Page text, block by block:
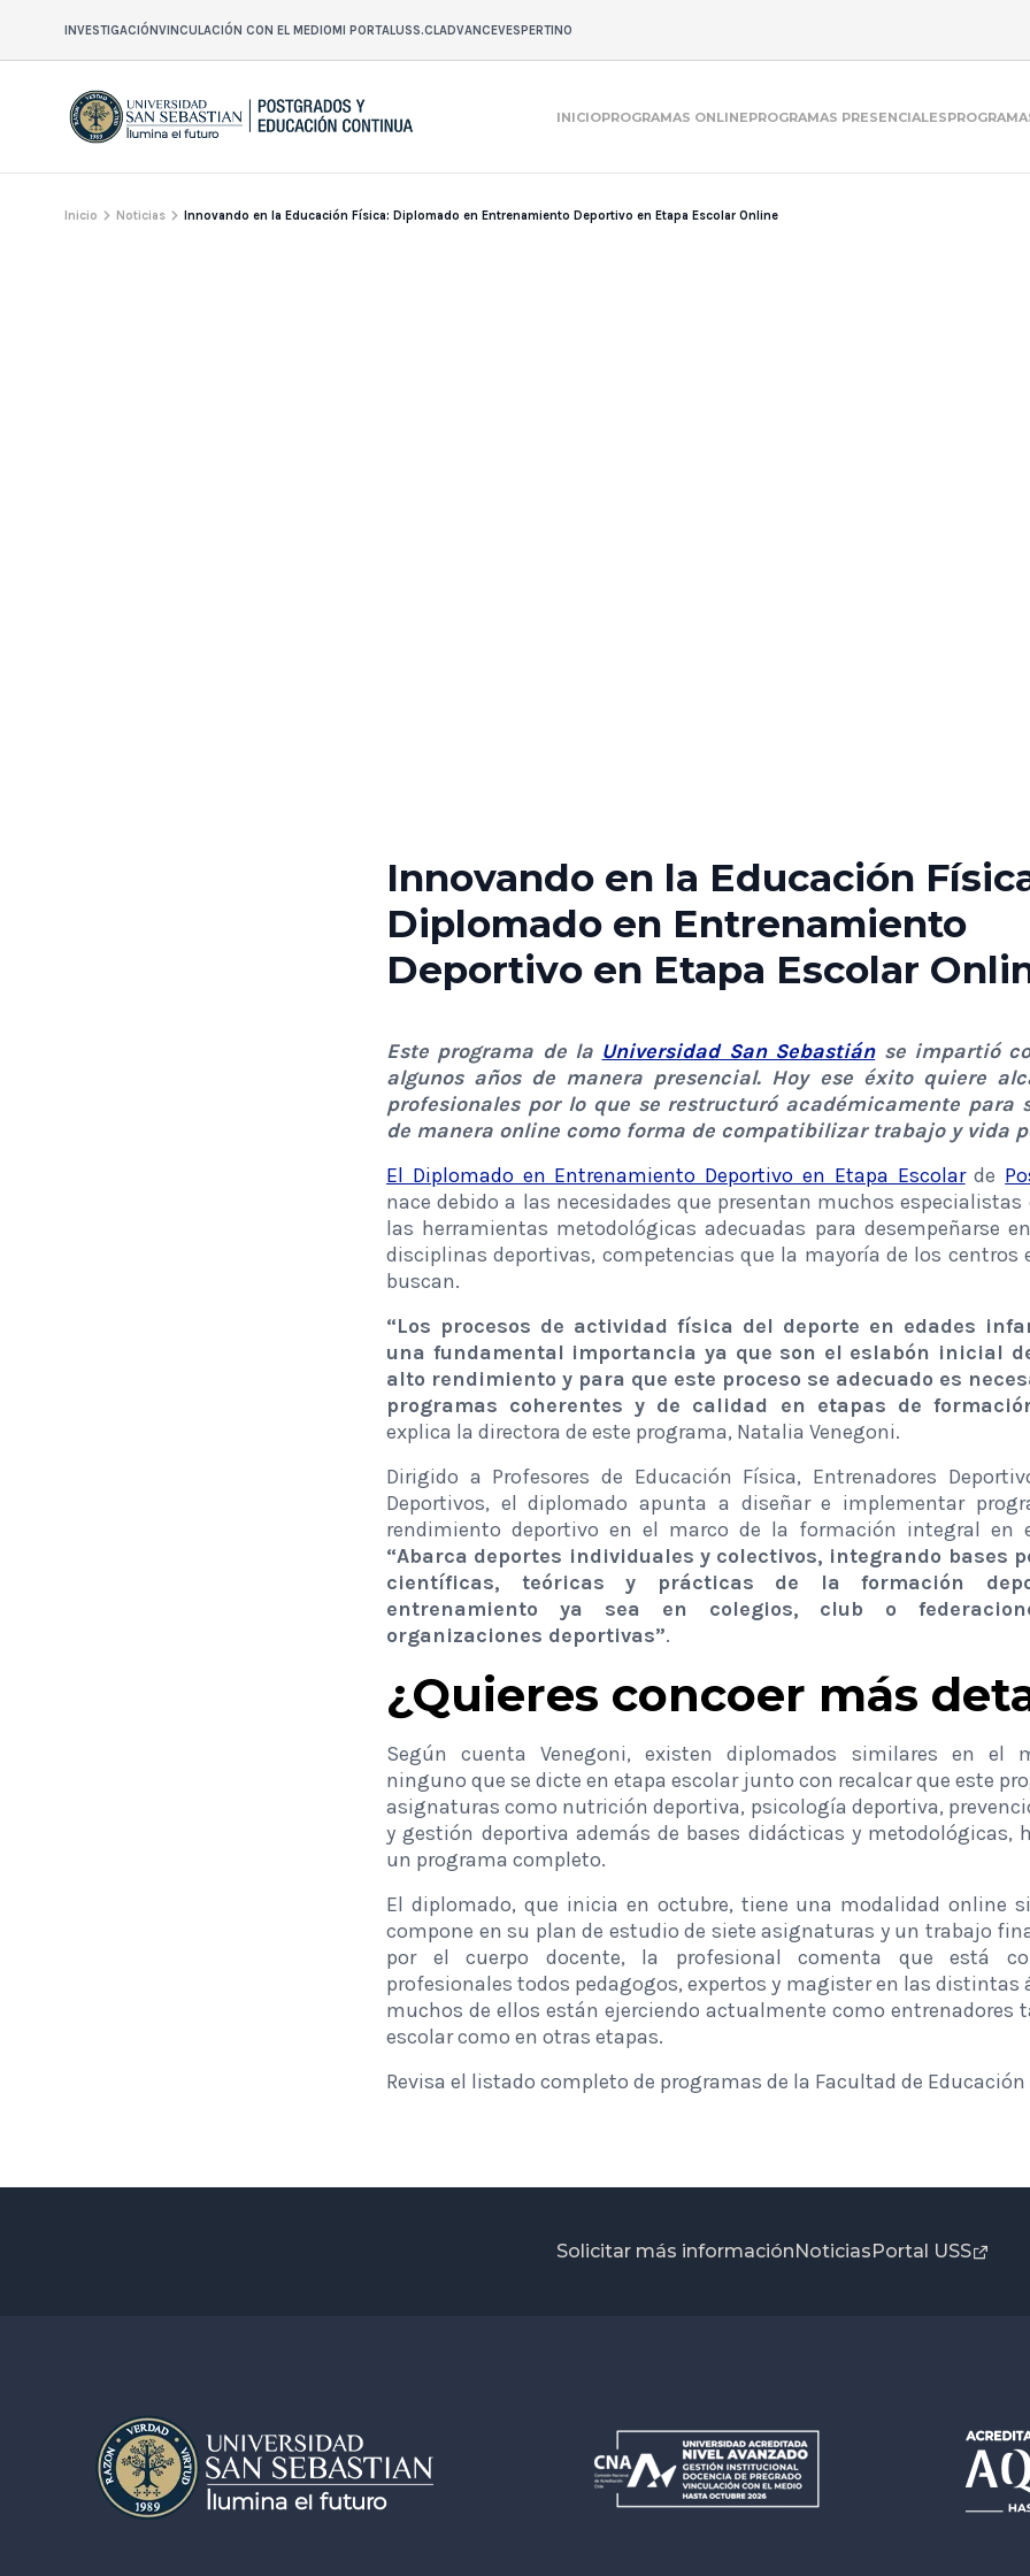
INVESTIGACIÓNVINCULACIÓN CON EL MEDIOMI PORTALUSS.CLADVANCEVESPERTINO
INICIOPROGRAMAS ONLINEPROGRAMAS PRESENCIALES
Inicio Noticias Innovando en la Educación Física: Diplomado en Entrenamiento Deportivo en Etapa Escolar Online
Innovando en la Educación
Diplomado en Entrenamiento
Deportivo en Etapa Escolar
Este programa de la Universidad San Sebastiánse impartió
algunos años de manera presencial. Hoy ese éxito quiere
profesionales por lo que se restructuró académicamente para
de manera online como forma de compatibilizar trabajo y vida
El Diplomado en Entrenamiento Deportivo en Etapa Escolarde
nace debido a las necesidades que presentan muchos
las herramientas metodológicas adecuadas para desempeñarse
disciplinas deportivas, competencias que la mayoría de los centros
buscan.
“Los procesos de actividad física del deporte en edades
una fundamental importancia ya que son el eslabón inicial
alto rendimiento y para que este proceso se adecuado es
programas coherentes y de calidad en etapas de
explica la directora de este programa, Natalia Venegoni.
Dirigido a Profesores de Educación Física, Entrenadores
Deportivos, el diplomado apunta a diseñar e implementar
rendimiento deportivo en el marco de la formación integral en
“Abarca deportes individuales y colectivos, integrando bases
científicas, teóricas y prácticas de la formación
entrenamiento ya sea en colegios, club o
organizaciones deportivas”.
¿Quieres concoer más
Según cuenta Venegoni, existen diplomados similares en el
ninguno que se dicte en etapa escolar junto con recalcar que este
asignaturas como nutrición deportiva, psicología deportiva,
y gestión deportiva además de bases didácticas y metodológicas,
un programa completo.
El diplomado, que inicia en octubre, tiene una modalidad online
compone en su plan de estudio de siete asignaturas y un trabajo
por el cuerpo docente, la profesional comenta que está
profesionales todos pedagogos, expertos y magister en las distintas
muchos de ellos están ejerciendo actualmente como entrenadores
escolar como en otras etapas.
Revisa el listado completo de programas de la Facultad de Educación
Solicitar más información Noticias Portal USS